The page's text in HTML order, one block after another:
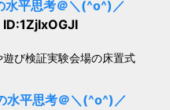
水平思考＠＼(^o^)／
び検証実験会場の床置式
水平思考＠＼(^o^)／